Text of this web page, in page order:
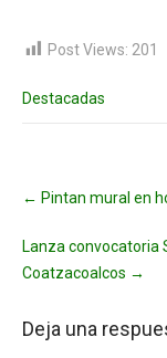
Post Views: 201
Destacadas
navigation
← Pintan mural en
Lanza convocatoria
Coatzacoalcos →
Deja una